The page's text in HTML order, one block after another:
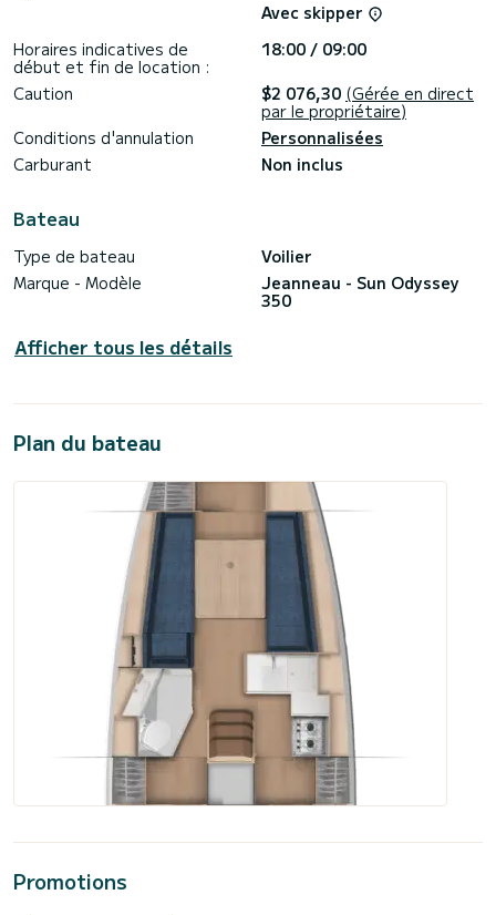
Avec skipper
Horaires indicatives de
début et fin de location :
18:00 / 09:00
Caution
$2 076,30 (Gérée en direct
par le propriétaire)
Conditions d'annulation
Personnalisées
Carburant
Non inclus
Bateau
Type de bateau
Voilier
Marque - Modèle
Jeanneau - Sun Odyssey
350
Afficher tous les détails
Plan du bateau
Promotions